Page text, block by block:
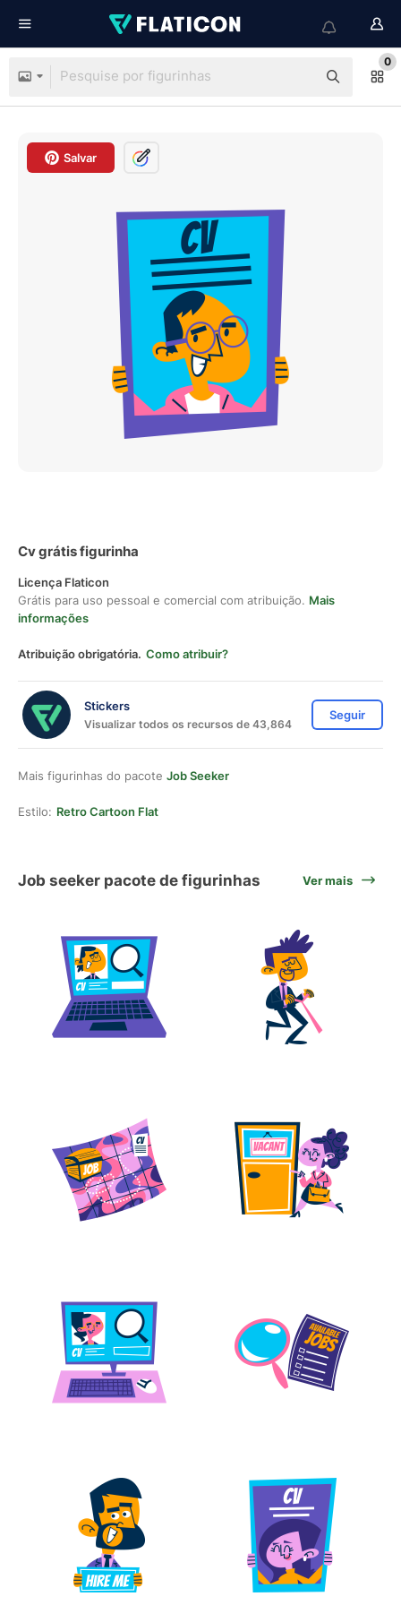
0
Salvar
Cv grátis figurinha
Licença Flaticon
Grátis para uso pessoal e comercial com atribuição. Mais
informações
Atribuição obrigatória. Como atribuir?
Stickers
Visualizar todos os recursos de 43,864
Seguir
Mais figurinhas do pacote Job Seeker
Estilo: Retro Cartoon Flat
Job seeker pacote de figurinhas Ver mais